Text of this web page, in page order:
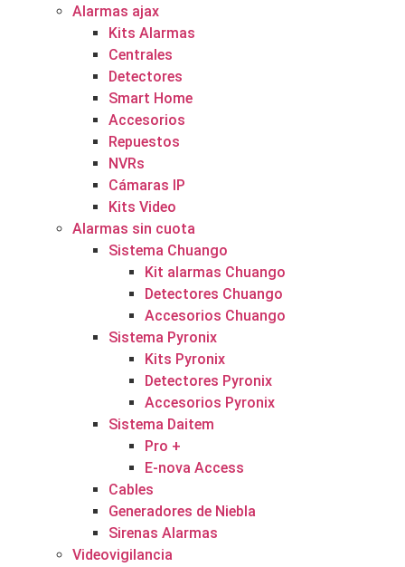
Alarmas ajax
Kits Alarmas
Centrales
Detectores
Smart Home
Accesorios
Repuestos
NVRs
Cámaras IP
Kits Video
Alarmas sin cuota
Sistema Chuango
Kit alarmas Chuango
Detectores Chuango
Accesorios Chuango
Sistema Pyronix
Kits Pyronix
Detectores Pyronix
Accesorios Pyronix
Sistema Daitem
Pro +
E-nova Access
Cables
Generadores de Niebla
Sirenas Alarmas
Videovigilancia